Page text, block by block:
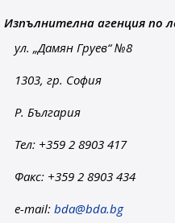
Изпълнителна агенция по
ул. „Дамян Груев“ №8
1303, гр. София
Р. България
Тел: +359 2 8903 417
Факс: +359 2 8903 434
e-mail:bda@bda.bg